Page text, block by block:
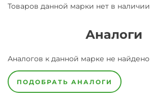
Товаров данной марки нет в наличии
Аналоги
Аналогов к данной марке не найдено
ПОДОБРАТЬ АНАЛОГИ